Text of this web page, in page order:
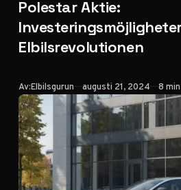
Polestar Aktie:
Elbilsrevolutionen
Av:Elbilsgurun Publicerad
augusti 21, 2024 8